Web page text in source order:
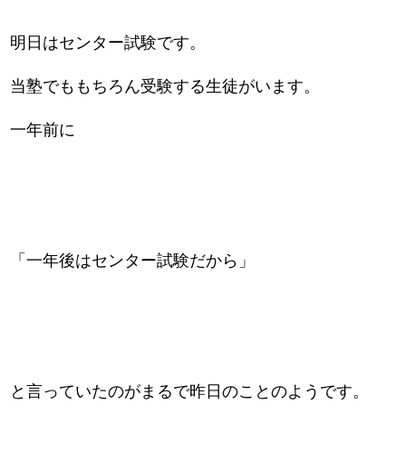
明日はセンター試験です。
当塾でももちろん受験する生徒がいます。
一年前に
「一年後はセンター試験だから」
と言っていたのがまるで昨日のことのようです。